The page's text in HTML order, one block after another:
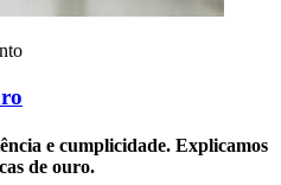
e cumplicidade. Explicamos
de ouro.